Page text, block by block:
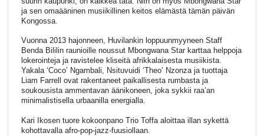
ja sen omaääninen musiikillinen keitos elämästä tämän päivän
Kongossa.
Vuonna 2013 hajonneen, Huvilankin loppuunmyyneen Staff
Benda Bililin raunioille noussut Mbongwana Star karttaa helppoja
lokerointeja ja ravistelee kliseitä afrikkalaisesta musiikista.
Yakala ‘Coco’ Ngambali, Nsituvuidi ‘Theo’ Nzonza ja tuottaja
Liam Farrell ovat rakentaneet paikallisesta rumbasta ja
soukousista ammentavan äänikoneen, joka sykkii raa’an
minimalistisella urbaanilla energialla.
Kari Ikosen tuore kokoonpano Trio Toffa aloittaa illan sykettä
kohottavalla afro-pop-jazz-fuusiollaan.